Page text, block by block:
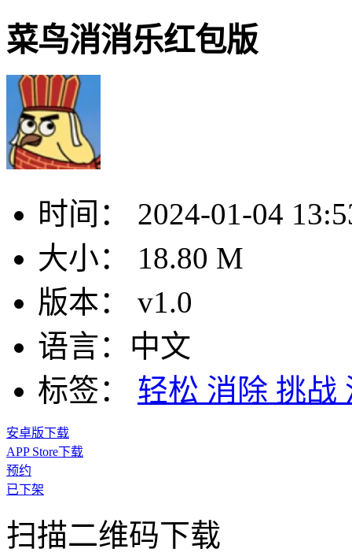
菜鸟消消乐红包版
时间：
2024-01-04
大小：
18.80 M
版本：
v1.0
语言： 中文
标签：
轻松 消除 挑战
安卓版下载
APP Store下载
预约
已下架
扫描二维码下载